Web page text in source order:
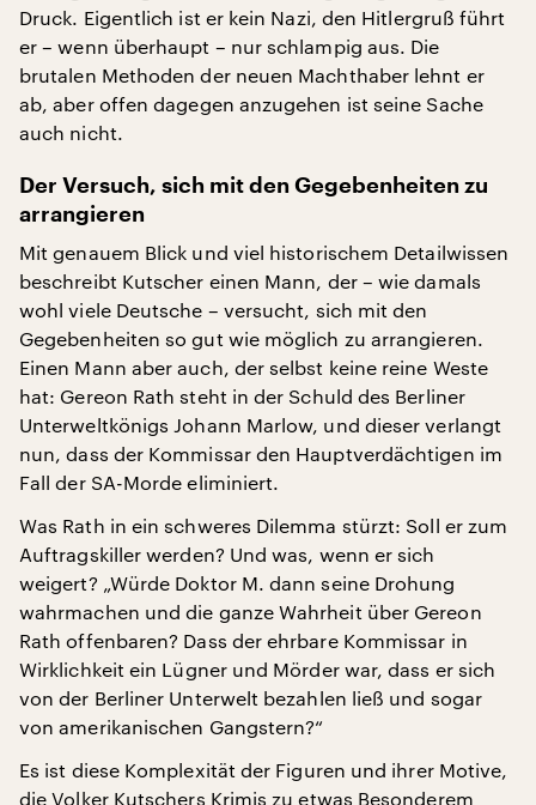
Druck. Eigentlich ist er kein Nazi, den Hitlergruß führt
er – wenn überhaupt – nur schlampig aus. Die
brutalen Methoden der neuen Machthaber lehnt er
ab, aber offen dagegen anzugehen ist seine Sache
auch nicht.
Der Versuch, sich mit den Gegebenheiten zu
arrangieren
Mit genauem Blick und viel historischem Detailwissen
beschreibt Kutscher einen Mann, der – wie damals
wohl viele Deutsche – versucht, sich mit den
Gegebenheiten so gut wie möglich zu arrangieren.
Einen Mann aber auch, der selbst keine reine Weste
hat: Gereon Rath steht in der Schuld des Berliner
Unterweltkönigs Johann Marlow, und dieser verlangt
nun, dass der Kommissar den Hauptverdächtigen im
Fall der SA-Morde eliminiert.
Was Rath in ein schweres Dilemma stürzt: Soll er zum
Auftragskiller werden? Und was, wenn er sich
weigert? „Würde Doktor M. dann seine Drohung
wahrmachen und die ganze Wahrheit über Gereon
Rath offenbaren? Dass der ehrbare Kommissar in
Wirklichkeit ein Lügner und Mörder war, dass er sich
von der Berliner Unterwelt bezahlen ließ und sogar
von amerikanischen Gangstern?“
Es ist diese Komplexität der Figuren und ihrer Motive,
die Volker Kutschers Krimis zu etwas Besonderem